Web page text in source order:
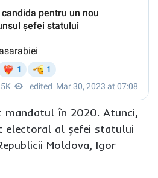
mandatul în 2020. Atunci,
electoral al șefei statului
Moldova, Igor